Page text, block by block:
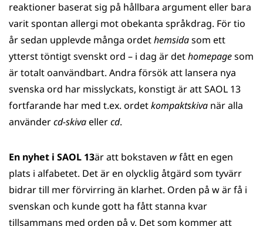
reaktioner baserat sig på hållbara argument eller bara
varit spontan allergi mot obekanta språkdrag. För tio
år sedan upplevde många ordethemsidasom ett
ytterst töntigt svenskt ord – i dag är dethomepagesom
är totalt oanvändbart. Andra försök att lansera nya
svenska ord har misslyckats, konstigt är att SAOL 13
fortfarande har med t.ex. ordetkompaktskiva när alla
användercd-skivaellercd.
En nyhet i SAOL 13är att bokstaven wfått en egen
plats i alfabetet. Det är en olycklig åtgärd som tyvärr
bidrar till mer förvirring än klarhet. Orden på w är få i
svenskan och kunde gott ha fått stanna kvar
tillsammans med orden på v. Det som kommer att